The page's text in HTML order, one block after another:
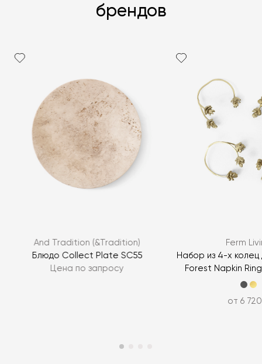
Я согласен с политикой персональных данных
ЗАДАТЬ ВОПРОС
брендов
And Tradition (&Tradition)
Блюдо Collect Plate SC55
Цена по запросу
Ferm
Набор из 4-х
Forest Napkin
от 6